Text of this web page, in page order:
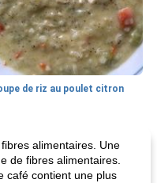
de riz au poulet citron
alimentaires. Une
de fibres alimentaires.
café contient une plus